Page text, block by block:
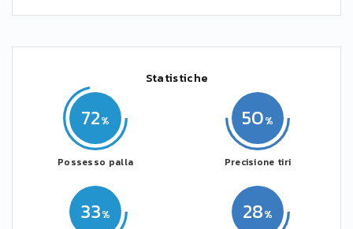
Statistiche
72
Possesso palla
33 28
50
Precisione tiri